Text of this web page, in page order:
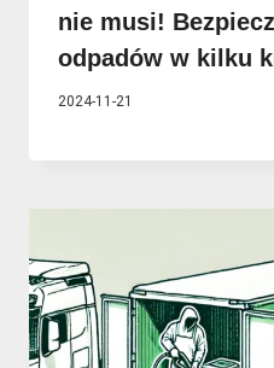
nie musi!
odpadów w kilku
2024-11-21